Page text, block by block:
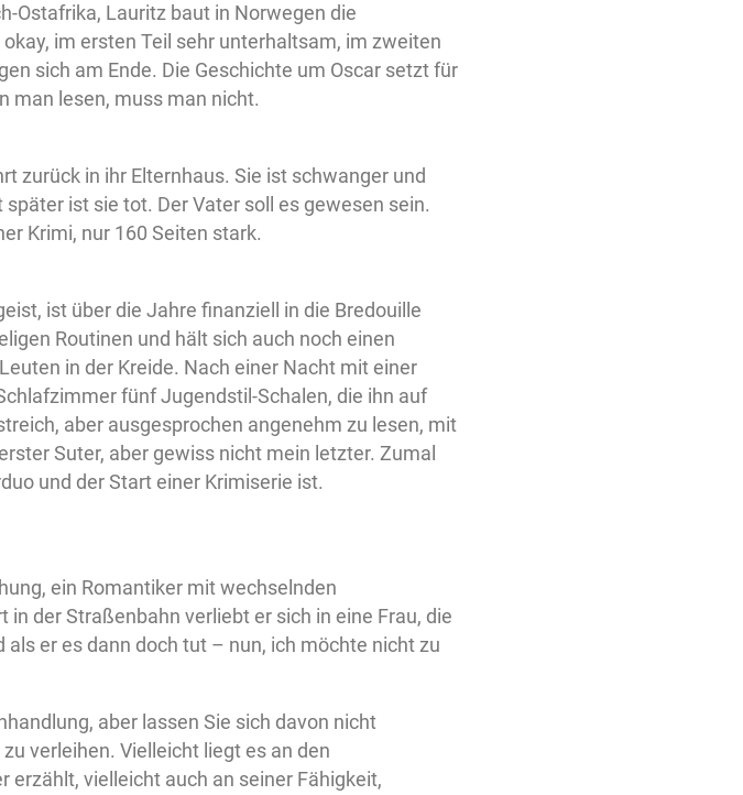
Ostafrika, Lauritz baut in Norwegen die
im ersten Teil sehr unterhaltsam, im zweiten
sich am Ende. Die Geschichte um Oscar setzt für
man lesen, muss man nicht.
zurück in ihr Elternhaus. Sie ist schwanger und
ist sie tot. Der Vater soll es gewesen sein.
Krimi, nur 160 Seiten stark.
ist über die Jahre finanziell in die Bredouille
Routinen und hält sich auch noch einen
in der Kreide. Nach einer Nacht mit einer
fünf Jugendstil-Schalen, die ihn auf
aber ausgesprochen angenehm zu lesen, mit
Suter, aber gewiss nicht mein letzter. Zumal
und der Start einer Krimiserie ist.
ein Romantiker mit wechselnden
der Straßenbahn verliebt er sich in eine Frau, die
er es dann doch tut – nun, ich möchte nicht zu
aber lassen Sie sich davon nicht
verleihen. Vielleicht liegt es an den
vielleicht auch an seiner Fähigkeit,